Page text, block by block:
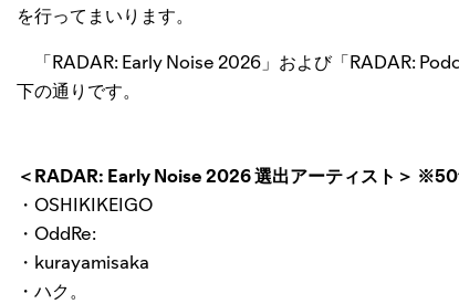
を行ってまいります。
「RADAR: Early Noise 2026」および「RADAR:
下の通りです。
＜RADAR: Early Noise 2026 選出アーティスト＞
・OSHIKIKEIGO
・OddRe:
・kurayamisaka
・ハク。